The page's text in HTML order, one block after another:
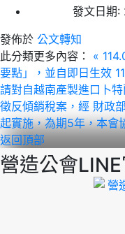
發文日期:
發佈於 公文轉知
此分類更多內容：
«
要點」，並自即日生效
請對自越南產製進口卜
徵反傾銷稅案，經 財政
起實施，為期5年，本會
返回頂部
營造公會